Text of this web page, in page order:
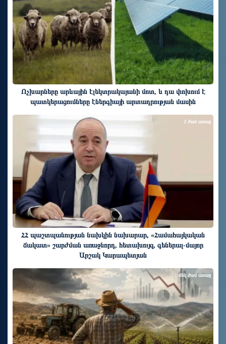
Ոչխարները արևային էլեկտրակայանի մոտ, և դա փոխում է
պատկերացումները էներգիայի արտադրության մասին
ՀՀ պաշտպանության նախկին նախարար, «Համահայկական
ճակատ» շարժման առաջնորդ, հետախույզ, գեներալ-մայոր
Արշակ Կարապետյան
2 ժամ առաջ
մեկ ժամ առաջ